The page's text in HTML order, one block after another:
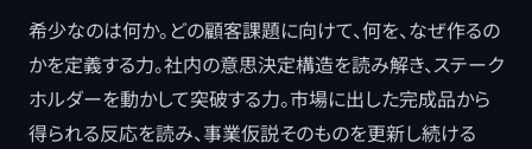
希少なのは何か。どの顧客課題に向けて、何を、なぜ作るの
かを定義する力。社内の意思決定構造を読み解き、ステーク
ホルダーを動かして突破する力。市場に出した完成品から
得られる反応を読み、事業仮説そのものを更新し続ける